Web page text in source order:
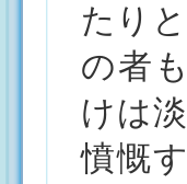
たり
の者
けは
憤慨